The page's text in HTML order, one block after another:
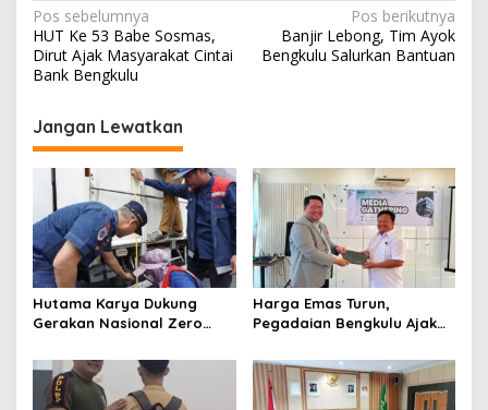
Navigasi
pos
Pos sebelumnya
HUT Ke 53 Babe Sosmas,
Dirut Ajak Masyarakat Cintai
Bank Bengkulu
Pos berikutnya
Banjir Lebong, Tim Ayok
Bengkulu Salurkan Bantuan
Jangan Lewatkan
Hutama Karya Dukung
Gerakan Nasional Zero
Selamat Sampai Tujuan
(SETUJU)
Harga Emas Turun,
Pegadaian Bengkulu Ajak
Investasi